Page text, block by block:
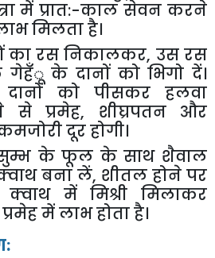
में प्रात:-काल सेवन करने
मिलता है।
का रस निकालकर, उस रस
के दानों को भिगो दें।
दानों को पीसकर हलवा
से प्रमेह, शीघ्रपतन और
दूर होगी।
के फूल के साथ शैवाल
बना लें, शीतल होने पर
क्वाथ में मिश्री मिलाकर
में लाभ होता है।